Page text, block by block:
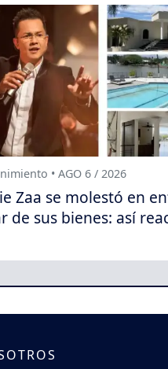
• AGO 6 / 2026
Zaa se molestó en
de sus bienes: así